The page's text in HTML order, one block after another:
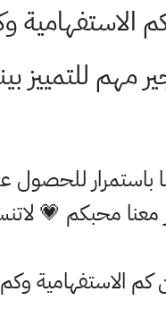
الاستفهامية
مهم للتمييز
باستمرار
محبكم 💗
كم الاستفهامية